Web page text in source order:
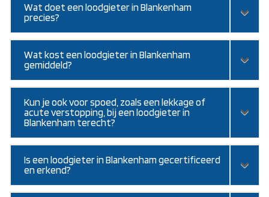
Wat doet een loodgieter in Blankenham
precies?
Wat kost een loodgieter in Blankenham
gemiddeld?
Kun je ook voor spoed, zoals een lekkage of
acute verstopping, bij een loodgieter in
Blankenham terecht?
Is een loodgieter in Blankenham gecertificeerd
en erkend?